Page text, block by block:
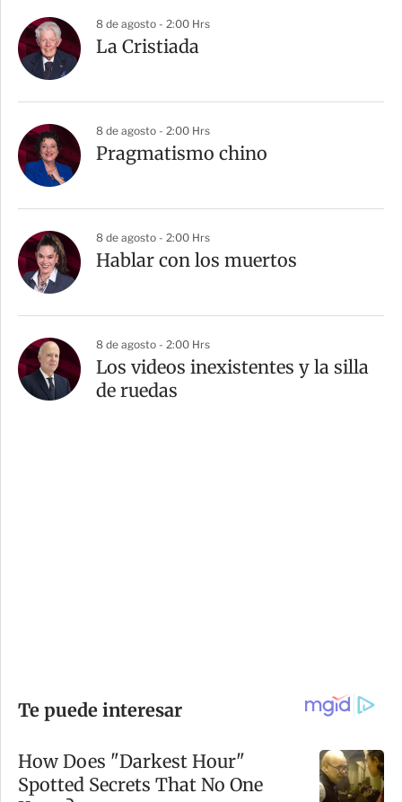
8 de agosto - 2:00 Hrs
La Cristiada
8 de agosto - 2:00 Hrs
Pragmatismo chino
8 de agosto - 2:00 Hrs
Hablar con los muertos
8 de agosto - 2:00 Hrs
Los videos inexistentes y la silla
de ruedas